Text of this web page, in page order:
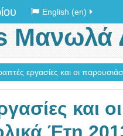
English (en)
Μανωλά
εργασίες και οι
και